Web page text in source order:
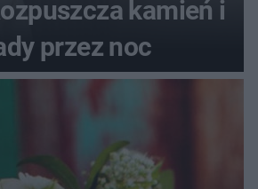
kamień i
przez noc